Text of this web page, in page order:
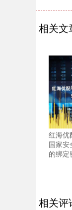
相关文
红海优
国家安
的绑定
相关评